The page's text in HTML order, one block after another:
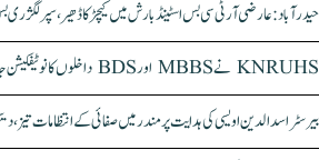
حیدرآباد: عارضی آر ٹی سی بس اسٹینڈ بارش میں کیچڑ کا ڈھیر، سپر
KNRUHS نے MBBS اور BDS داخلوں کا نوٹیفکیشن جاری کر دیا
بیرسٹر اسدالدین اویسی کی ہدایت پر مندر میں صفائی کے انتظامات تیز،